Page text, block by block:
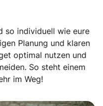
so individuell wie eure
Planung und klaren
optimal nutzen und
So steht einem
im Weg!